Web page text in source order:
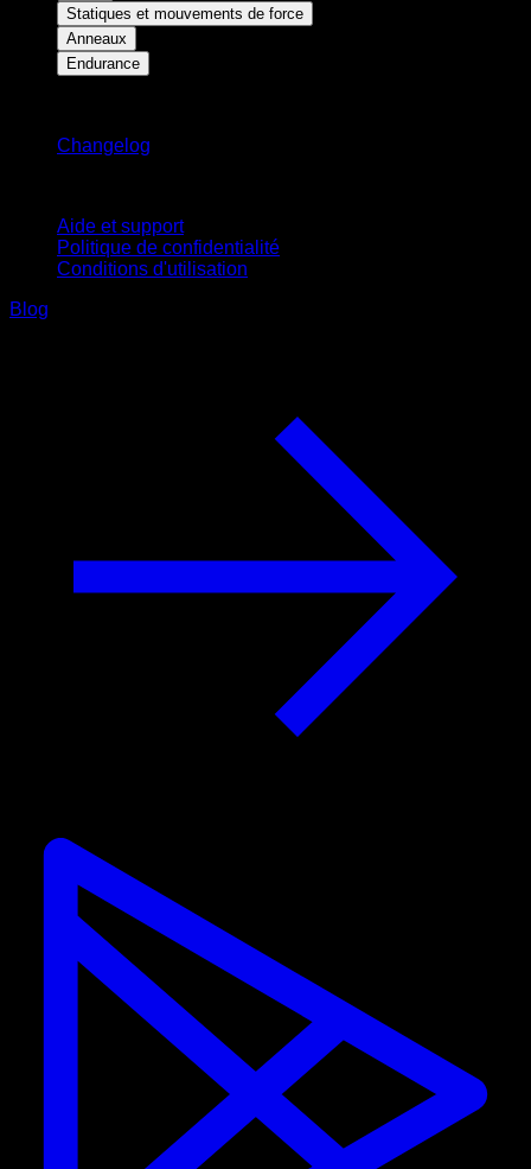
Statiques et mouvements de force
Anneaux
Endurance
Changelog
Aide et support
Politique de confidentialité
Conditions d'utilisation
Blog